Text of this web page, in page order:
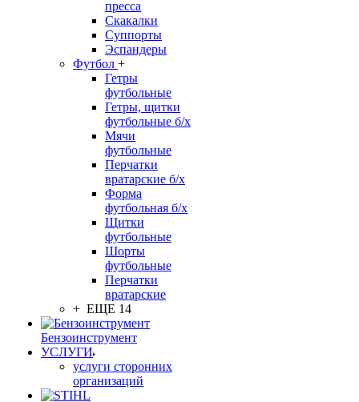
пресса
Скакалки
Суппорты
Эспандеры
Футбол +
Гетры
футбольные
Гетры, щитки
футбольные б/х
Мячи
футбольные
Перчатки
вратарские б/х
Форма
футбольная б/х
Щитки
футбольные
Шорты
футбольные
Перчатки
вратарские
+ ЕЩЕ 14
Бензоинструмент
УСЛУГИ
услуги сторонних
организаций